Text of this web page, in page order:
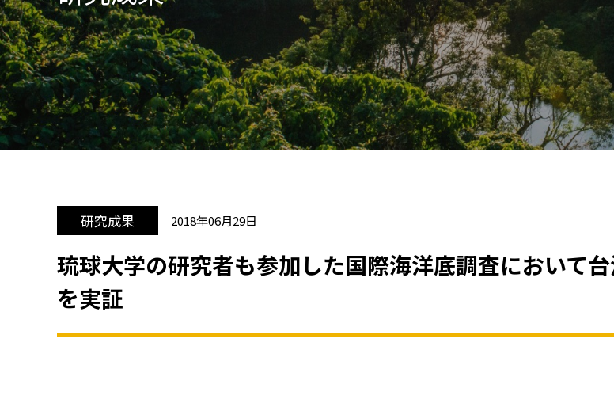
研究成果 2018年06月29日
琉球大学の研究者も参加した国際海洋底調査において
を実証